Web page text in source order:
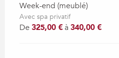
Week-end (meublé)
Avec spa privatif
De 325,00 €à 340,00 €